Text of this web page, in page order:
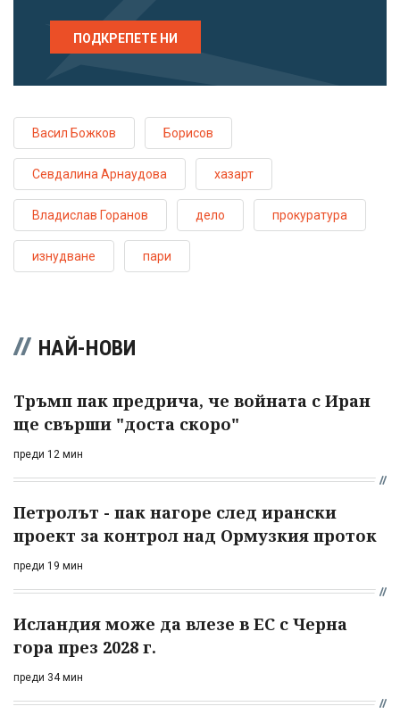
ПОДКРЕПЕТЕ НИ
Васил Божков Борисов
Севдалина Арнаудова хазарт
Владислав Горанов дело прокуратура
изнудване пари
НАЙ-НОВИ
Тръмп пак предрича, че войната с Иран
ще свърши "доста скоро"
преди 12 мин
Петролът - пак нагоре след ирански
проект за контрол над Ормузкия проток
преди 19 мин
Исландия може да влезе в ЕС с Черна
гора през 2028 г.
преди 34 мин